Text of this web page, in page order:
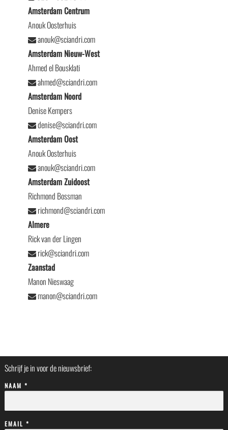
Amsterdam Centrum
Anouk Oosterhuis
anouk@sciandri.com
Amsterdam Nieuw-West
Ahmed el Bousklati
ahmed@sciandri.com
Amsterdam Noord
Denise Kempers
denise@sciandri.com
Amsterdam Oost
Anouk Oosterhuis
anouk@sciandri.com
Amsterdam Zuidoost
Richmond Bossman
richmond@sciandri.com
Almere
Rick van der Lingen
rick@sciandri.com
Zaanstad
Manon Nieswaag
manon@sciandri.com
Schrijf je in voor de nieuwsbrief:
NAAM *
EMAIL *